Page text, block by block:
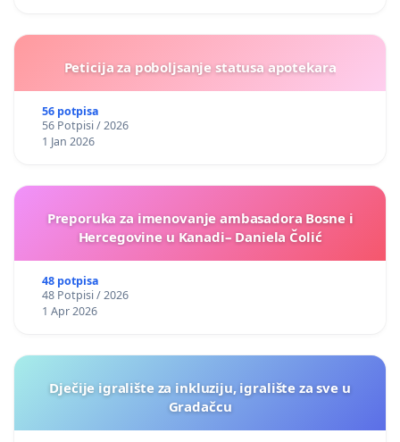
Peticija za poboljsanje statusa apotekara
56 potpisa
56 Potpisi / 2026
1 Jan 2026
Preporuka za imenovanje ambasadora Bosne i
Hercegovine u Kanadi– Daniela Čolić
48 potpisa
48 Potpisi / 2026
1 Apr 2026
Dječije igralište za inkluziju, igralište za sve u
Gradačcu